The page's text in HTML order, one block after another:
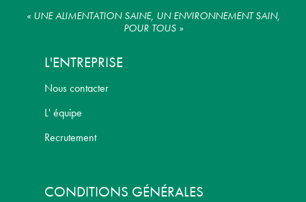
« UNE ALIMENTATION SAINE, UN ENVIRONNEMENT SAIN,
POUR TOUS »
L'ENTREPRISE
Nous contacter
L' équipe
Recrutement
CONDITIONS GÉNÉRALES